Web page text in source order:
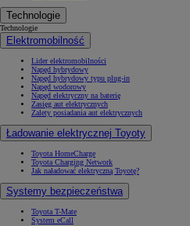
Technologie
Technologie
Elektromobilność
Lider elektromobilności
Napęd hybrydowy
Napęd hybrydowy typu plug-in
Napęd wodorowy
Napęd elektryczny na baterię
Zasięg aut elektrycznych
Zalety posiadania aut elektrycznych
Ładowanie elektrycznej Toyoty
Toyota HomeCharge
Toyota Charging Network
Jak naładować elektryczną Toyotę?
Systemy bezpieczeństwa
Toyota T-Mate
System eCall